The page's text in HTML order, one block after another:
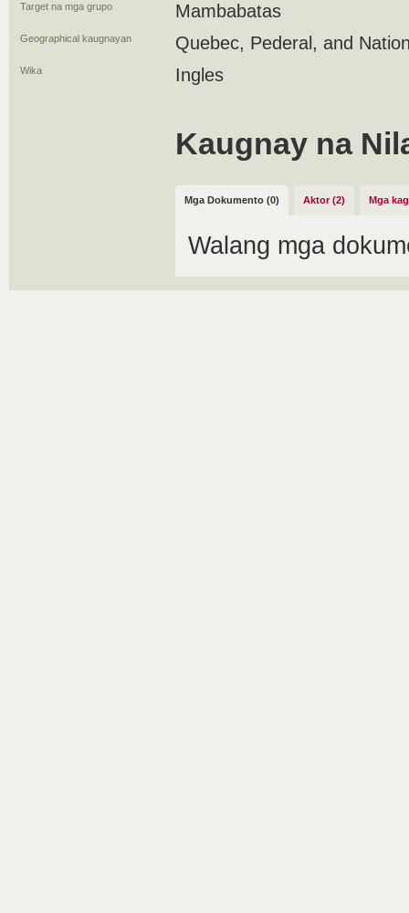
Target na mga grupo Mambabatas
Geographical kaugnayan Quebec, Pederal, and
Wika Ingles
Kaugnay na
Mga Dokumento (0) Aktor (2) Mga
Walang mga